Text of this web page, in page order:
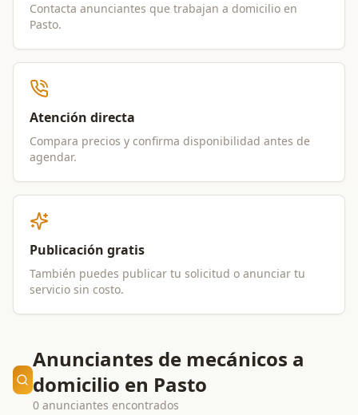
Contacta anunciantes que trabajan a domicilio en
Pasto.
Atención directa
Compara precios y confirma disponibilidad antes de
agendar.
Publicación gratis
También puedes publicar tu solicitud o anunciar tu
servicio sin costo.
Anunciantes de mecánicos a
domicilio en Pasto
0 anunciantes encontrados